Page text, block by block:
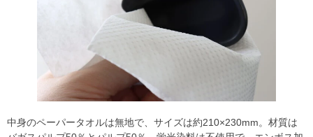
中身のペーパータオルは無地で、サイズは約210×230mm。材質は